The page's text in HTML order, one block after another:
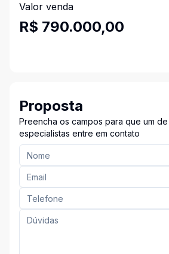
Valor venda
R$ 790.000,00
Proposta
Preencha os campos para que um
especialistas entre em contato